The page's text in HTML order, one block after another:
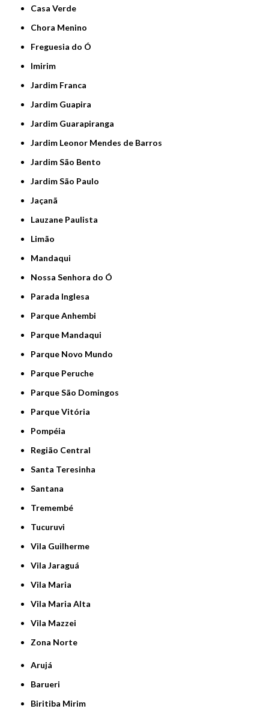
Casa Verde
Chora Menino
Freguesia do Ó
Imirim
Jardim Franca
Jardim Guapira
Jardim Guarapiranga
Jardim Leonor Mendes de Barros
Jardim São Bento
Jardim São Paulo
Jaçanã
Lauzane Paulista
Limão
Mandaqui
Nossa Senhora do Ó
Parada Inglesa
Parque Anhembi
Parque Mandaqui
Parque Novo Mundo
Parque Peruche
Parque São Domingos
Parque Vitória
Pompéia
Região Central
Santa Teresinha
Santana
Tremembé
Tucuruvi
Vila Guilherme
Vila Jaraguá
Vila Maria
Vila Maria Alta
Vila Mazzei
Zona Norte
Arujá
Barueri
Biritiba Mirim